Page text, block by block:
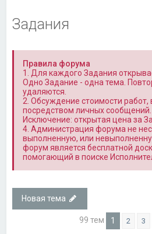
Задания
Правила форума
1. Для каждого Задания
Одно Задание - одна тема.
удаляются.
2. Обсуждение стоимости работ,
посредством личных сообщений.
Исключение: открытая цена за
4. Администрация форума не
выполненную, или
форум является бесплатной
помогающий в поиске
Новая тема
99 тем 1 2 3